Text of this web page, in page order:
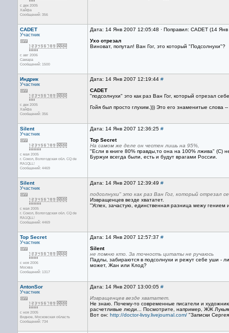
с дек 2005
Хайфа
Сообщений: 356
CADET
Участник
с авг 2006
Самара
Сообщений: 1500
Дата: 14 Янв 2007 12:05:48 · Поправил: CADET (14
Ухо отрезал
Виноват, попутал! Ван Гог, это который "Подсолнухи"?
Индрик
Участник
с дек 2005
Хайфа
Сообщений: 356
Дата: 14 Янв 2007 12:19:44 #
CADET
"подсолнухи" это как раз Ван Гог, который отрезал
Гойя был просто глухим.))) Это его знаменитые слова
Silent
Участник
с мая 2005
г. Сокол, Вологодская обл. CQ de
RA1QLL!
Сообщений: 4469
Дата: 14 Янв 2007 12:36:25 #
Top Secret
На самом же деле он честен лишь на 95%,
"Если в книге 80% правды,то она на 100% лжива" (С)
Буржуи всегда были, есть и будут врагами России.
Silent
Участник
с мая 2005
г. Сокол, Вологодская обл. CQ de
RA1QLL!
Сообщений: 4469
Дата: 14 Янв 2007 12:39:49 #
подсолнухи" это как раз Ван Гог, который отрезал
Извращенцев везде хвататет.
"Успех, зачастую, единственная разница межу
Top Secret
Участник
с ноя 2006
Москва
Сообщений: 1317
Дата: 14 Янв 2007 12:57:37 #
Silent
не помню кто. За точность цитаты не ручаюсь
Падлы, забираются в подсолнухи и режут себе уши -
может, Жан или Клод?
AntonSor
Участник
с ноя 2005
Видное, Московская область
Сообщений: 734
Дата: 14 Янв 2007 13:00:05 #
Извращенцев везде хвататет.
Не знаю. Почему-то современные писатели и
расчетливые люди... Посмотрите, например, ЖЖ
Вот он: http://doctor-livsy.livejournal.com/ "Записки